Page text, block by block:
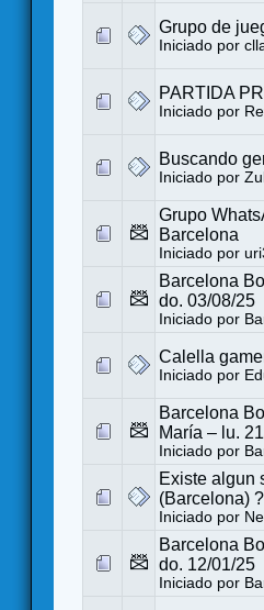
Grupo de
Iniciado por
PARTIDA
Iniciado por
Buscando
Iniciado por
Grupo
Barcelona
Iniciado por
Barcelona
do. 03/08/25
Iniciado por
Calella
Iniciado por
Barcelona
María – lu.
Iniciado por
Existe algun
(Barcelona) ?
Iniciado por
Barcelona
do. 12/01/25
Iniciado por